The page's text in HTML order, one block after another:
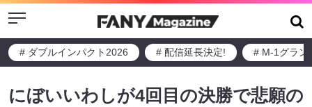
Menu
# ダブルインパクト2026 # 配信延長決定! # M-1グラン
にぼいいわしが4回目の決勝で悲願の